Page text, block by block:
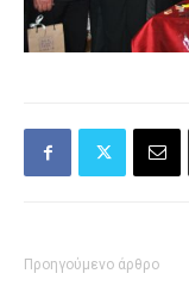
Προηγούμενο άρθρο